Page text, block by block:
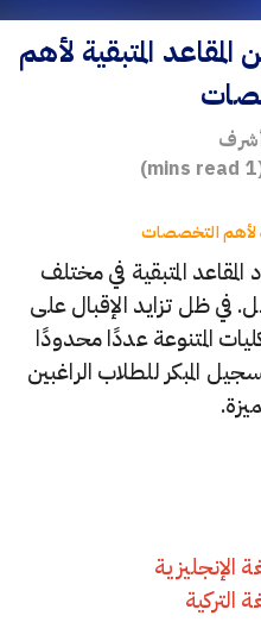
المتبقية لأهم
1
لأهم التخصصات
المتبقية في مختلف
في ظل تزايد الإقبال على
المتنوعة عددًا محدودًا
المبكر للطلاب الراغبين
الإنجليزية
التركية